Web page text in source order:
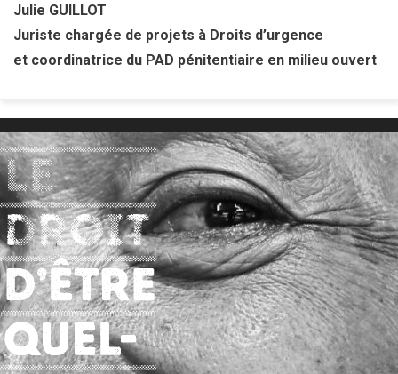
Julie GUILLOT
Juriste chargée de projets à Droits d’urgence
et coordinatrice du PAD pénitentiaire en milieu ouvert